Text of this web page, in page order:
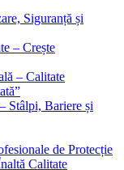
Siguranță și
– Crește
– Calitate
Stâlpi, Bariere și
de Protecție
Calitate